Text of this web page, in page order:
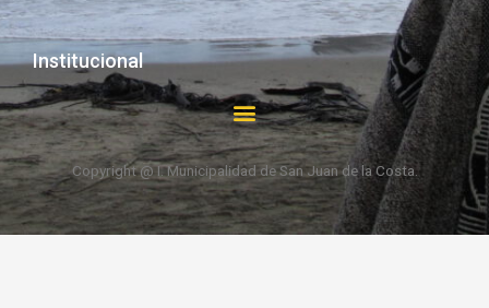
Institucional
Copyright @ I. Municipalidad de San Juan de la Costa.